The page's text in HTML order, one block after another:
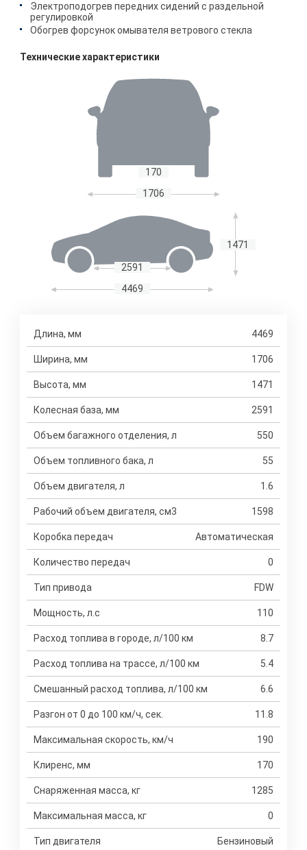
Электроподогрев передних сидений с раздельной
регулировкой
Обогрев форсунок омывателя ветрового стекла
Технические характеристики
170
1706
2591
1471
4469
Длина, мм 4469
Ширина, мм 1706
Высота, мм 1471
Колесная база, мм 2591
Объем багажного отделения, л 550
Объем топливного бака, л 55
Объем двигателя, л 1.6
Рабочий объем двигателя, см3 1598
Коробка передач Автоматическая
Количество передач 0
Тип привода FDW
Мощность, л.с 110
Расход топлива в городе, л/100 км 8.7
Расход топлива на трассе, л/100 км 5.4
Смешанный расход топлива, л/100 км 6.6
Разгон от 0 до 100 км/ч, сек. 11.8
Максимальная скорость, км/ч 190
Клиренс, мм 170
Снаряженная масса, кг 1285
Максимальная масса, кг 0
Тип двигателя Бензиновый